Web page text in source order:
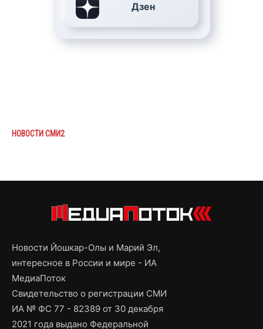
Дзен
НОВОСТИ СМИ2
Новости Йошкар-Олы и Марий Эл,
интересное в России и мире - ИА
МедиаПоток
Свидетельство о регистрации СМИ
ИА № ФС 77 - 82389 от 30 декабря
2021 года выдано Федеральной